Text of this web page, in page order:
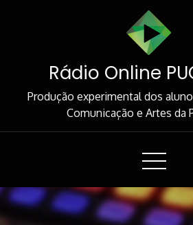
Rádio Online
Produção experimental dos
Comunicação e Artes da